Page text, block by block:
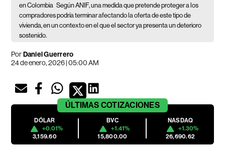
en Colombia Según ANIF, una medida que pretende proteger a los
compradores podría terminar afectando la oferta de este tipo de
vivienda, en un contexto en el que el sector ya presenta un deterioro
sostenido.
PorDaniel Guerrero
24 de enero, 2026 | 05:00 AM
ÚLTIMAS COTIZACIONES
DÓLAR
+0.01%
3,159.60
BVC
+1.41%
15,800.00
NASDAQ
+1.30%
26,690.62